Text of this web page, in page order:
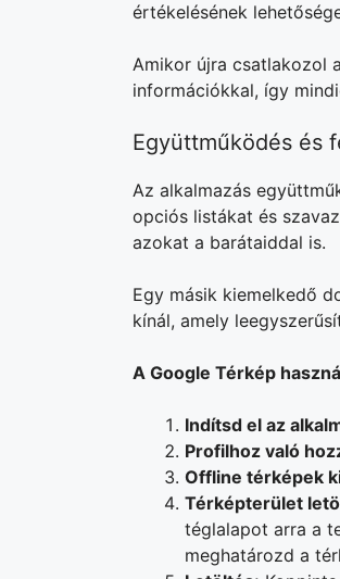
értékelésének
Amikor újra csatlakozol
információkkal, így
Együttműködés és
Az alkalmazás
opciós listákat és
azokat a barátaiddal is.
Egy másik kiemelkedő
kínál, amely
A Google Térkép
Indítsd el az
Profilhoz való
Offline térképek
Térképterület
téglalapot arra a
meghatározd a